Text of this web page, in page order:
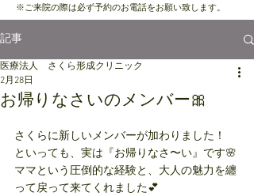
​※ご来院の際は必ず予約のお電話をお願い致します。
記事
お帰りなさいのメンバー🎀
医療法人 さくら形成クリニック
2月28日
さくらに新しいメンバーが加わりました！
といっても、実は『お帰りなさ〜い』です🌸
ママという圧倒的な経験と、大人の魅力を纏
って戻って来てくれました💕